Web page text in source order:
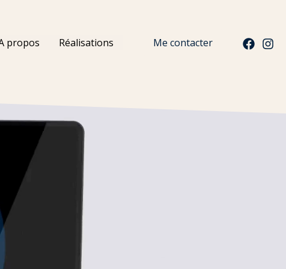
propos Réalisations Me contacter